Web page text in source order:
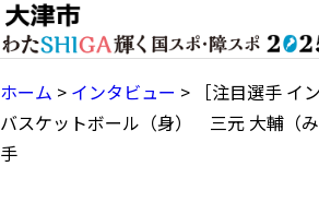
ホーム > インタビュー >
［注目選手
バスケットボール（身） 三元 大輔（
手